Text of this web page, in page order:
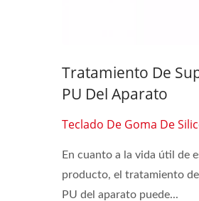
Tratamiento De
PU Del Aparato
Teclado De Goma De
En cuanto a la vida útil de
producto, el tratamiento
PU del aparato puede...